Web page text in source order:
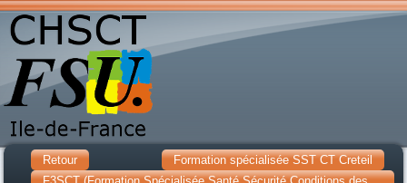
Retour
Formation spécialisée SST CT Creteil